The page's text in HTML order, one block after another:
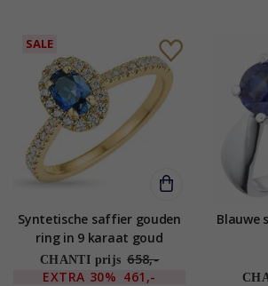
SALE
Syntetische saffier gouden
ring in 9 karaat goud
CHANTI prijs 658,-
EXTRA 30% 461,-
Blauwe